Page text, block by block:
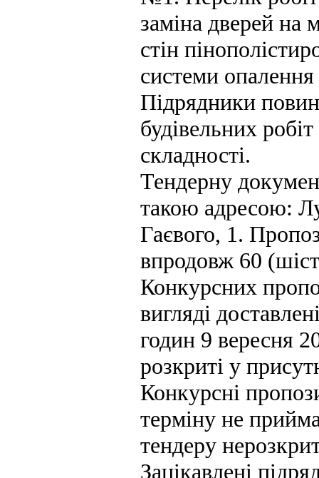
заміна дверей на
стін
системи опалення
Підрядники
будівельних
складності.
Тендерну
такою адресою:
Гаєвого, 1.
впродовж 60
Конкурсних
вигляді
годин 9 вересня
розкриті у
Конкурсні
терміну не
тендеру
Зацікавлені